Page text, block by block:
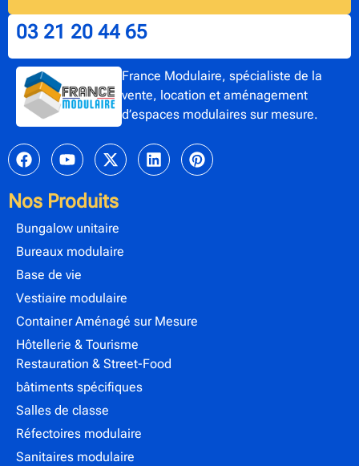
03 21 20 44 65
France Modulaire, spécialiste de la
vente, location et aménagement
d’espaces modulaires sur mesure.
Nos Produits
Bungalow unitaire
Bureaux modulaire
Base de vie
Vestiaire modulaire
Container Aménagé sur Mesure
Hôtellerie & Tourisme
Restauration & Street-Food
bâtiments spécifiques
Salles de classe
Réfectoires modulaire
Sanitaires modulaire